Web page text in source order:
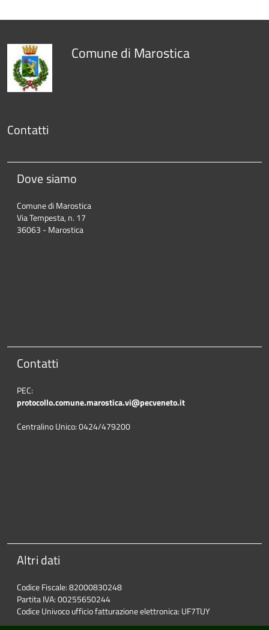
Comune di Marostica
Contatti
Dove siamo
Comune di Marostica
Via Tempesta, n. 17
36063 - Marostica
Contatti
PEC:
protocollo.comune.marostica.vi@pecveneto.it
Centralino Unico: 0424/479200
Altri dati
Codice Fiscale: 82000830248
Partita IVA: 00255650244
Codice Univoco ufficio fatturazione elettronica: UF7TUY